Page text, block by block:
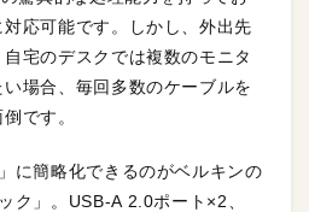
応可能です。しかし、外出先
宅のデスクでは複数のモニタ
場合、毎回多数のケーブルを
です。
に簡略化できるのがベルキンの
ク」。USB-A 2.0ポート×2、